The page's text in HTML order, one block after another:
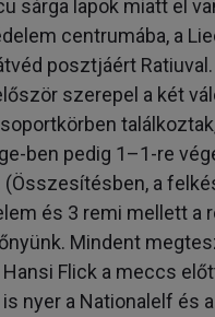
sárga lapok miatt el
centrumába, a
posztjáért Ratiuval.
szerepel a két
ben pedig 1–1-re
(Összesítésben, a
és 3 remi mellett a
Mindent
Flick a meccs
nyer a Nationalelf és